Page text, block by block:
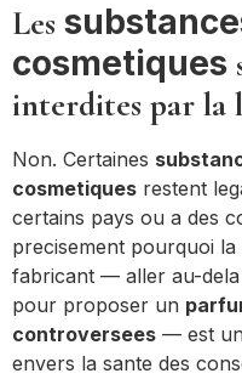
Les
cosmetiques
interdites par la
Non. Certaines
cosmetiques restent
certains pays ou a des
precisement pourquoi la
fabricant — aller au-dela
pour proposer un
controversees — est un
envers la sante des